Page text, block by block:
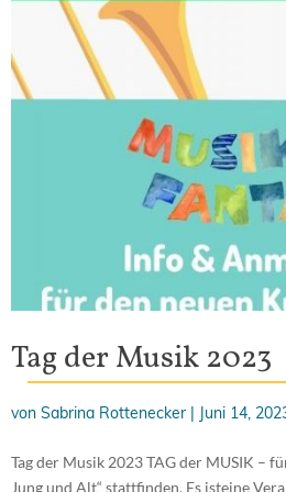
Tag der Musik 2023
vonSabrina Rottenecker | Juni 14,
Tag der Musik 2023 TAG der MUSIK –
Jung und Alt“ stattfinden. Es isteine